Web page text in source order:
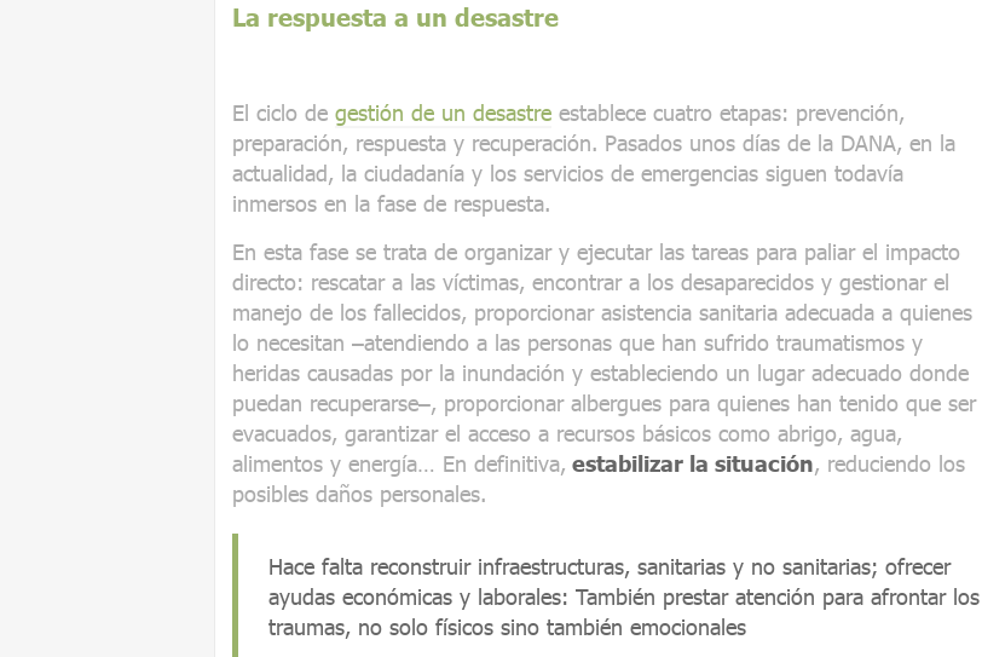
La respuesta a un desastre
El ciclo de gestión de un desastre establece cuatro etapas: prevención,
preparación, respuesta y recuperación. Pasados unos días de la DANA, en la
actualidad, la ciudadanía y los servicios de emergencias siguen todavía
inmersos en la fase de respuesta.
En esta fase se trata de organizar y ejecutar las tareas para paliar el impacto
directo: rescatar a las víctimas, encontrar a los desaparecidos y gestionar el
manejo de los fallecidos, proporcionar asistencia sanitaria adecuada a quienes
lo necesitan –atendiendo a las personas que han sufrido traumatismos y
heridas causadas por la inundación y estableciendo un lugar adecuado donde
puedan recuperarse–, proporcionar albergues para quienes han tenido que ser
evacuados, garantizar el acceso a recursos básicos como abrigo, agua,
alimentos y energía… En definitiva, estabilizar la situación, reduciendo los
posibles daños personales.
Hace falta reconstruir infraestructuras, sanitarias y no sanitarias; ofrecer
ayudas económicas y laborales: También prestar atención para afrontar los
traumas, no solo físicos sino también emocionales